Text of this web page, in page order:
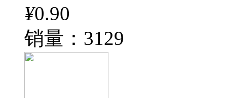
¥0.90
销量：3129